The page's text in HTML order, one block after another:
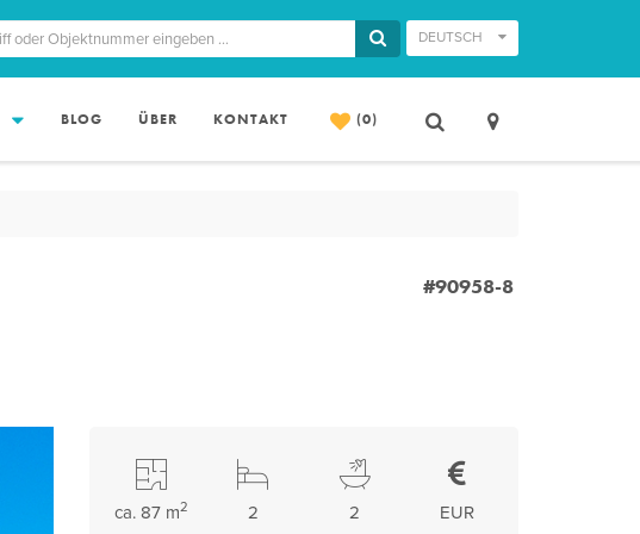
DEUTSCH
BLOG ÜBER KONTAKT (0)
#90958-8
EUR
2
2
ca. 87 m2